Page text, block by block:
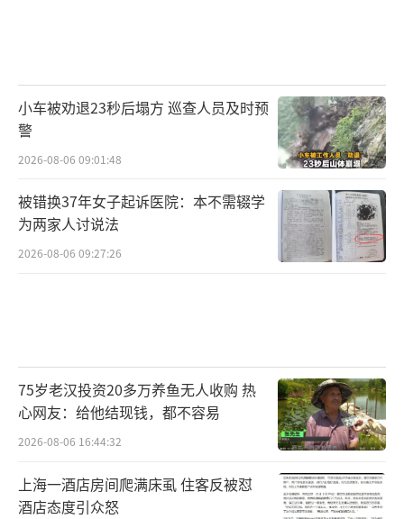
小车被劝退23秒后塌方 巡查人员及时预
警
2026-08-06 09:01:48
被错换37年女子起诉医院：本不需辍学
为两家人讨说法
2026-08-06 09:27:26
75岁老汉投资20多万养鱼无人收购 热
心网友：给他结现钱，都不容易
2026-08-06 16:44:32
上海一酒店房间爬满床虱 住客反被怼
酒店态度引众怒